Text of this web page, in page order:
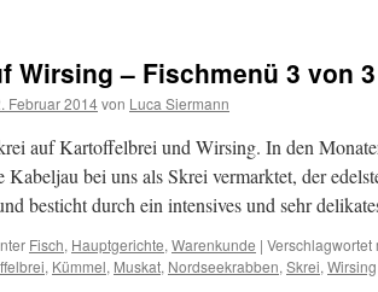
Wirsing – Fischmenü 3 von 3
Februar 2014von Luca Siermann
auf Kartoffelbrei und Wirsing. In den
Kabeljau bei uns als Skrei vermarktet, der
besticht durch ein intensives und sehr
Fisch, Hauptgerichte, Warenkunde | Verschlagwortet
, Kümmel, Muskat, Nordseekrabben, Skrei, Wirsing